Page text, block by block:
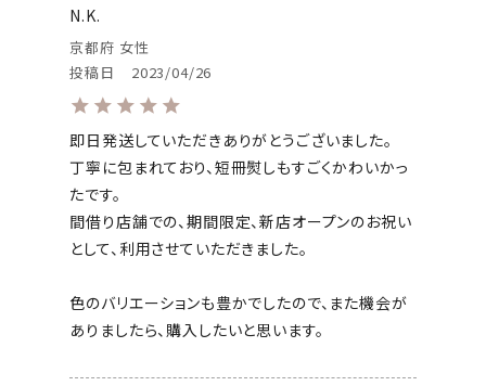
N.K.
京都府 女性
投稿日
2023/04/26
即日発送していただきありがとうございました。
丁寧に包まれており、短冊熨しもすごくかわいかっ
たです。
間借り店舗での、期間限定、新店オープンのお祝い
として、利用させていただきました。
色のバリエーションも豊かでしたので、また機会が
ありましたら、購入したいと思います。